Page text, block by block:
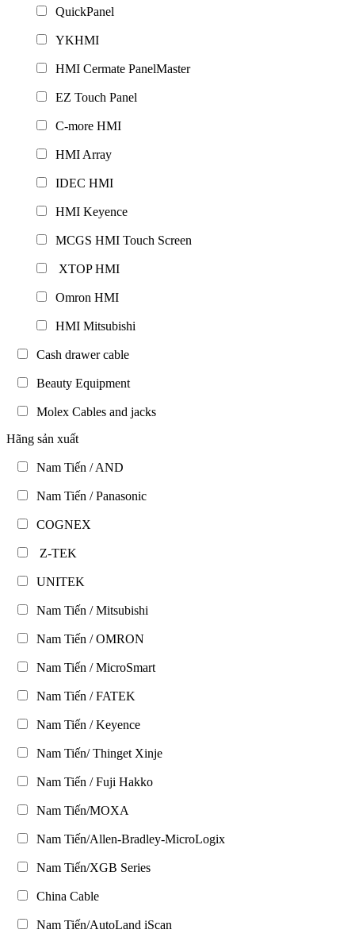
QuickPanel
YKHMI
HMI Cermate PanelMaster
EZ Touch Panel
C-more HMI
HMI Array
IDEC HMI
HMI Keyence
MCGS HMI Touch Screen
XTOP HMI
Omron HMI
HMI Mitsubishi
Cash drawer cable
Beauty Equipment
Molex Cables and jacks
Hãng sản xuất
Nam Tiến / AND
Nam Tiến / Panasonic
COGNEX
Z-TEK
UNITEK
Nam Tiến / Mitsubishi
Nam Tiến / OMRON
Nam Tiến / MicroSmart
Nam Tiến / FATEK
Nam Tiến / Keyence
Nam Tiến/ Thinget Xinje
Nam Tiến / Fuji Hakko
Nam Tiến/MOXA
Nam Tiến/Allen-Bradley-MicroLogix
Nam Tiến/XGB Series
China Cable
Nam Tiến/AutoLand iScan